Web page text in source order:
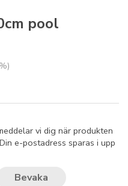
pool
%)
vi dig när produkten
e-postadress sparas i upp
Bevaka